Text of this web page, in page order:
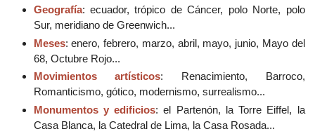
Geografía: ecuador, trópico de Cáncer, polo Norte, polo
Sur, meridiano de Greenwich...
Meses: enero, febrero, marzo, abril, mayo, junio, Mayo del
68, Octubre Rojo...
Movimientos artísticos: Renacimiento, Barroco,
Romanticismo, gótico, modernismo, surrealismo...
Monumentos y edificios: el Partenón, la Torre Eiffel, la
Casa Blanca, la Catedral de Lima, la Casa Rosada...